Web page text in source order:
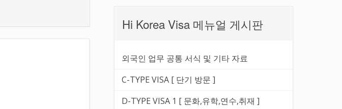
Hi Korea Visa 메뉴얼 게시판
외국인 업무 공통 서식 및 기타 자료
C-TYPE VISA [ 단기 방문 ]
D-TYPE VISA 1 [ 문화,유학,연수,취재 ]